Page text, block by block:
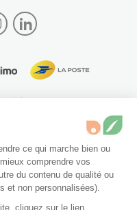
générales de vente
ce qui marche bien ou
comprendre vos
du contenu de qualité ou
et non personnalisées).
cliquez sur le lien